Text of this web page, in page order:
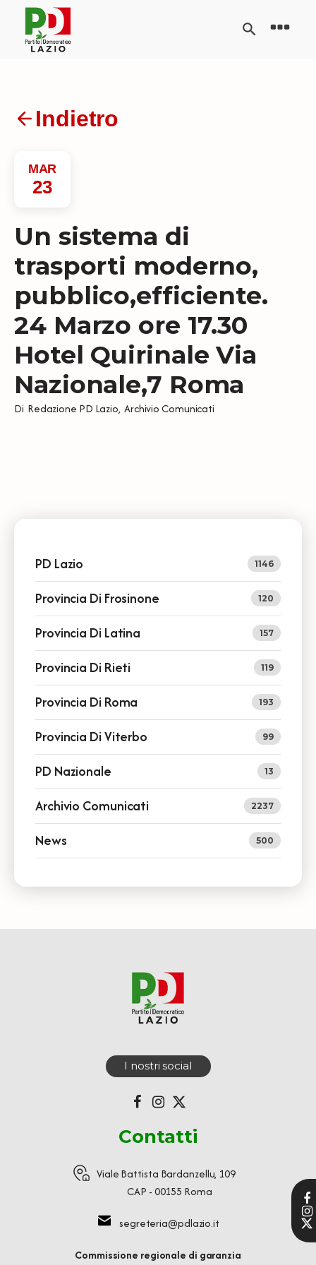
Indietro
MAR
23
Un sistema di
trasporti moderno,
pubblico,efficiente.
24 Marzo ore 17.30
Hotel Quirinale Via
Nazionale,7 Roma
Di Redazione PD Lazio, Archivio Comunicati
PD Lazio 1146
Provincia Di Frosinone 120
Provincia Di Latina 157
Provincia Di Rieti 119
Provincia Di Roma 193
Provincia Di Viterbo 99
PD Nazionale 13
Archivio Comunicati 2237
News 500
I nostri social
Contatti
Viale Battista Bardanzellu, 109
CAP - 00155 Roma
segreteria@pdlazio.it
Commissione regionale di garanzia